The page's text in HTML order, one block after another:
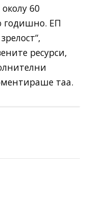
60
годишно. ЕП
ресурси,
таа.